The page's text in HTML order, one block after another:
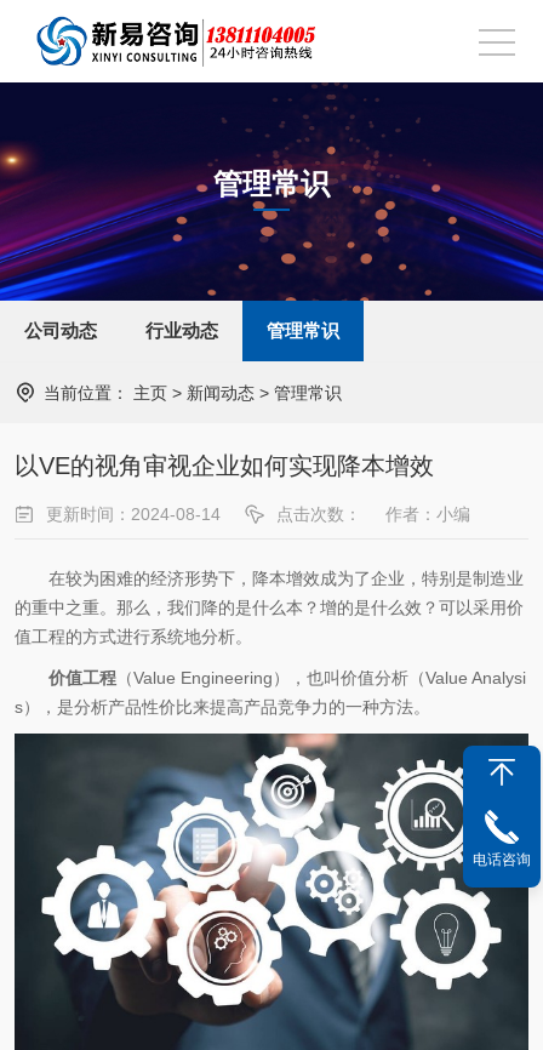
管理常识
公司动态 行业动态 管理常识
当前位置： 主页 > 新闻动态 > 管理常识
以VE的视角审视企业如何实现降本增效
更新时间：2024-08-14 点击次数： 作者：小编
在较为困难的经济形势下，降本增效成为了企业，特别是制造业
的重中之重。那么，我们降的是什么本？增的是什么效？可以采用价
值工程的方式进行系统地分析。
价值工程 （Value Engineering），也叫价值分析（Value Analysi
s），是分析产品性价比来提高产品竞争力的一种方法。
电话咨询